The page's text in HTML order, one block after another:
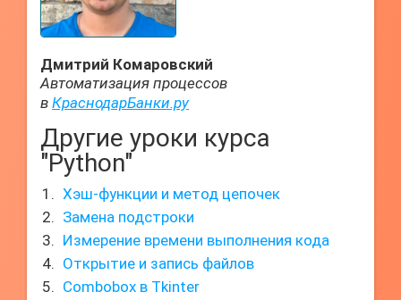
Дмитрий Комаровский
Автоматизация процессов
в КраснодарБанки.ру
Другие уроки курса
"Python"
Хэш-функции и метод цепочек
Замена подстроки
Измерение времени выполнения кода
Открытие и запись файлов
Combobox в Tkinter